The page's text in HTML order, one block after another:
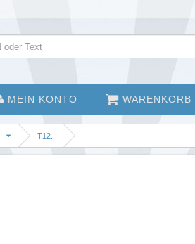
MEIN KONTO WARENKORB
T12...